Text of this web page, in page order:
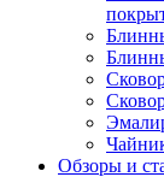
Обзоры и